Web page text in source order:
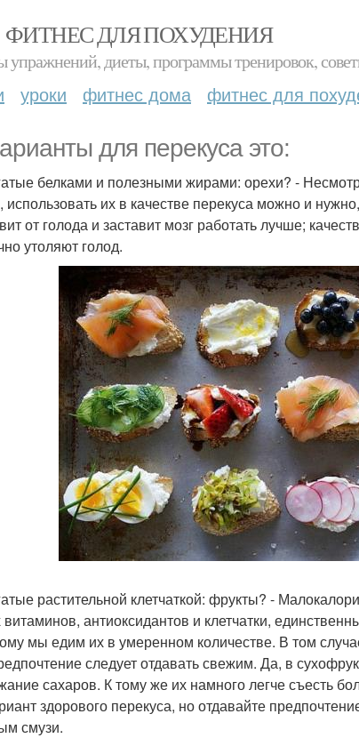
ФИТНЕС ДЛЯ ПОХУДЕНИЯ
упражнений, диеты, программы тренировок,
уроки фитнес дома фитнес для
для перекуса это:
белками и полезными жирами: орехи? -
использовать их в качестве перекуса можно и
от голода и заставит мозг работать лучше;
утоляют голод.
растительной клетчаткой: фрукты? -
антиоксидантов и клетчатки,
мы едим их в умеренном количестве. В том
следует отдавать свежим. Да, в
сахаров. К тому же их намного легче съесть
здорового перекуса, но отдавайте
смузи.